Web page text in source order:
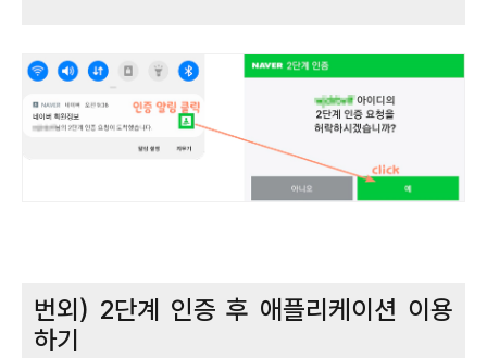
번외) 2단계 인증 후 애플리케이션 이용
하기